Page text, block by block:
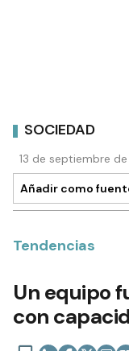
SOCIEDAD
13 de septiembre
Añadir como
Tendencias
Un equipo
con